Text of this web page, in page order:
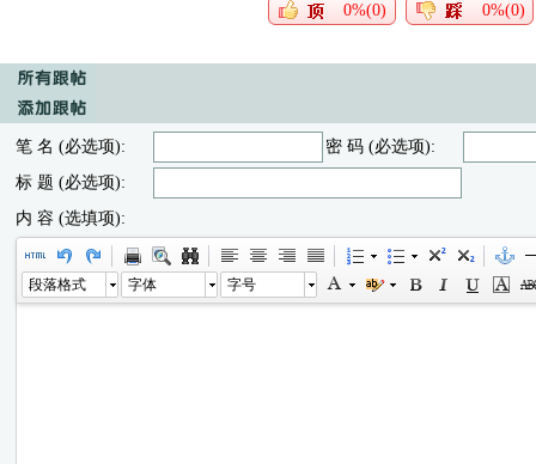
0%(0) 0%(0)
笔 名 (必选项):
密 码 (必选项):
标 题 (必选项):
内 容 (选填项):
段落格式 字体 字号